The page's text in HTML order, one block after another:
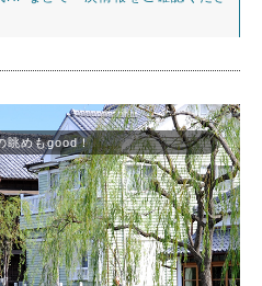
眺めもgood！